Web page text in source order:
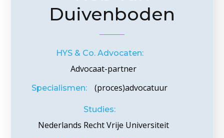
Duivenboden
HYS & Co. Advocaten:
Advocaat-partner
Specialismen: (proces)advocatuur
Studies:
Nederlands Recht Vrije Universiteit